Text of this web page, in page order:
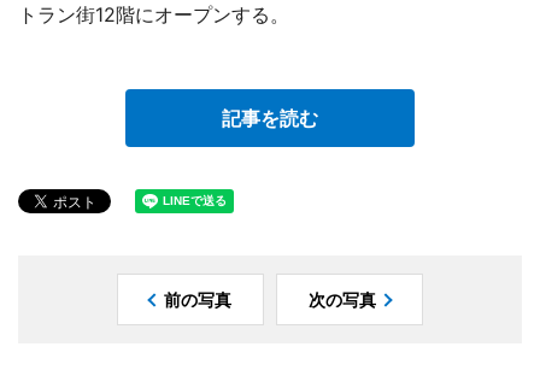
トラン街12階にオープンする。
記事を読む
前の写真 次の写真